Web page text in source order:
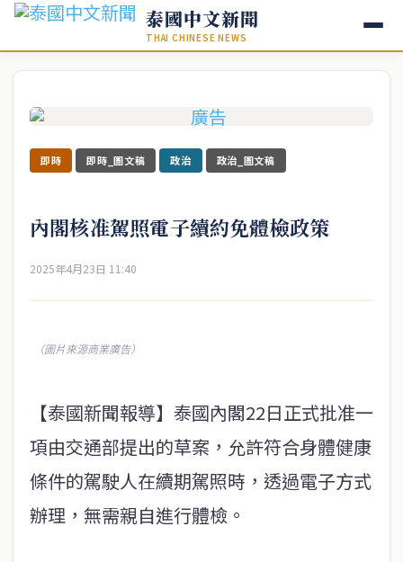
泰國中文新聞
THAI CHINESE NEWS
即時 即時_圖文稿 政治 政治_圖文稿
內閣核准駕照電子續約免體檢政策
2025年4月23日 11:40
（圖片來源商業廣告）
【泰國新聞報導】泰國內閣22日正式批准一
項由交通部提出的草案，允許符合身體健康
條件的駕駛人在續期駕照時，透過電子方式
辦理，無需親自進行體檢。